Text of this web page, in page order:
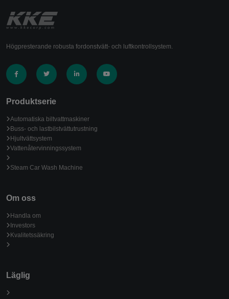
Högpresterande robusta fordonstvätt- och luftkontrollsystem.
Produktserie
Automatiska biltvattmaskiner
Buss- och lastbilstvättutrustning
Hjultvättsystem
Vattenåtervinningssystem
Steam Car Wash Machine
Om oss
Handla om
Investors
Kvalitetssäkring
Läglig